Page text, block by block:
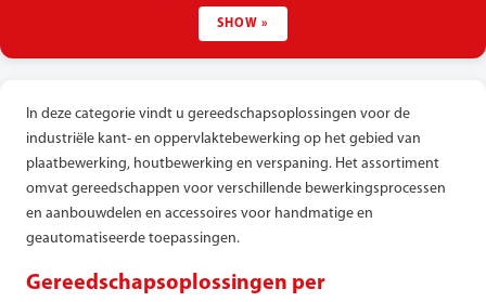
SHOW »
In deze categorie vindt u gereedschapsoplossingen voor de
industriële kant- en oppervlaktebewerking op het gebied van
plaatbewerking, houtbewerking en verspaning. Het assortiment
omvat gereedschappen voor verschillende bewerkingsprocessen
en aanbouwdelen en accessoires voor handmatige en
geautomatiseerde toepassingen.
Gereedschapsoplossingen per